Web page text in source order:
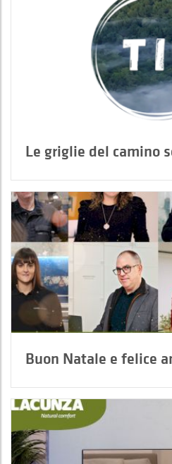
Le griglie del camino
Buon Natale e felice